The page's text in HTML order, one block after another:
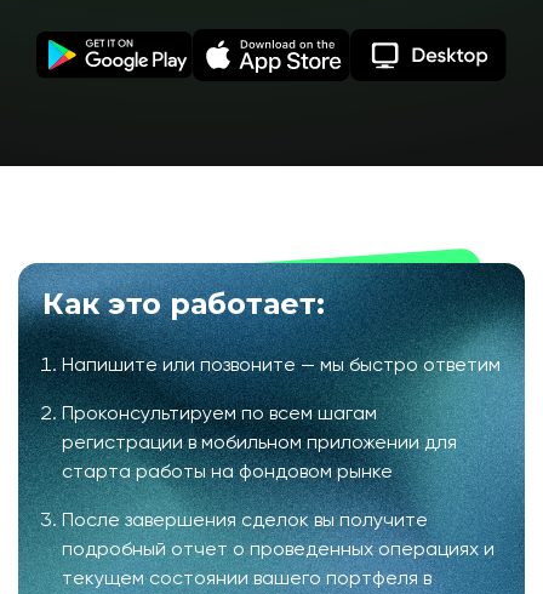
Как это работает:
Напишите или позвоните — мы быстро ответим
Проконсультируем по всем шагам
регистрации в мобильном приложении для
старта работы на фондовом рынке
После завершения сделок вы получите
подробный отчет о проведенных операциях и
текущем состоянии вашего портфеля в